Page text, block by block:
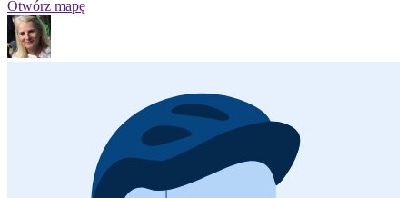
Otwórz mapę